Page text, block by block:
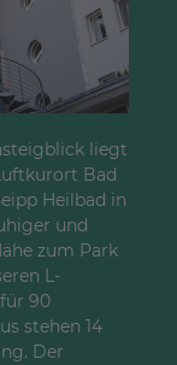
liegt
Bad
Heilbad in
und
zum Park
L-
90
stehen 14
Der